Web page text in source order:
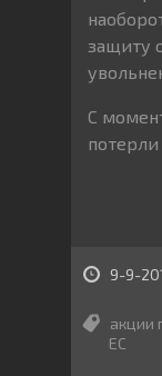
защиту
С
9-9-
акции
ЕС